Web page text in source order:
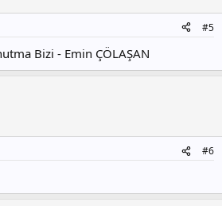
#5
Bizi - Emin ÇÖLAŞAN
#6